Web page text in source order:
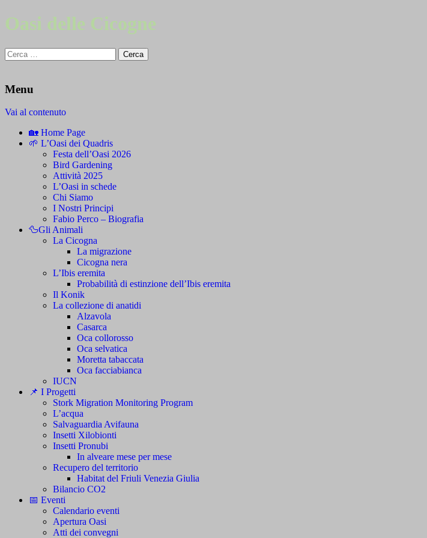
Oasi delle Cicogne
Ricerca
per:
Menu
Vai al contenuto
🏡 Home Page
🌱 L’Oasi dei Quadris
Festa dell’Oasi 2026
Bird Gardening
Attività 2025
L’Oasi in schede
Chi Siamo
I Nostri Principi
Fabio Perco – Biografia
🦆Gli Animali
La Cicogna
La migrazione
Cicogna nera
L’Ibis eremita
Probabilità di estinzione dell’Ibis eremita
Il Konik
La collezione di anatidi
Alzavola
Casarca
Oca collorosso
Oca selvatica
Moretta tabaccata
Oca facciabianca
IUCN
📌 I Progetti
Stork Migration Monitoring Program
L’acqua
Salvaguardia Avifauna
Insetti Xilobionti
Insetti Pronubi
In alveare mese per mese
Recupero del territorio
Habitat del Friuli Venezia Giulia
Bilancio CO2
📅 Eventi
Calendario eventi
Apertura Oasi
Atti dei convegni